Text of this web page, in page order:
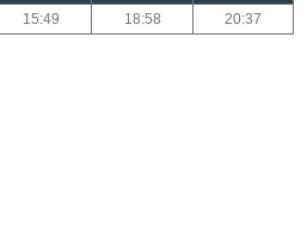
15:49 18:58 20:37